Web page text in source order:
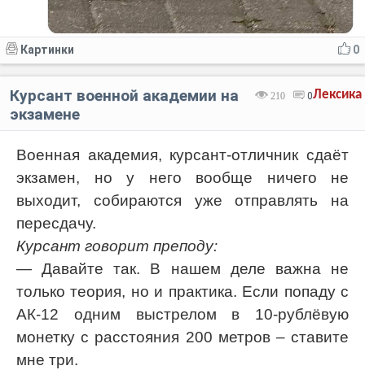
0
Картинки
Лексика
210 0
Курсант военной академии на
экзамене
Военная академия, курсант-отличник сдаёт
экзамен, но у него вообще ничего не
выходит, собираются уже отправлять на
пересдачу.
Курсант говорит преподу:
— Давайте так. В нашем деле важна не
только теория, но и практика. Если попаду с
АК-12 одним выстрелом в 10-рублёвую
монетку с расстояния 200 метров – ставите
мне три.